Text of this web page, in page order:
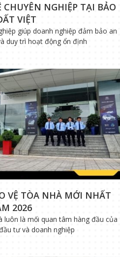
CHUYÊN NGHIỆP TẠI BẢO
VIỆT
giúp doanh nghiệp đảm bảo an
duy trì hoạt động ổn định
VỆ TÒA NHÀ MỚI NHẤT
2026
luôn là mối quan tâm hàng đầu của
tư và doanh nghiệp